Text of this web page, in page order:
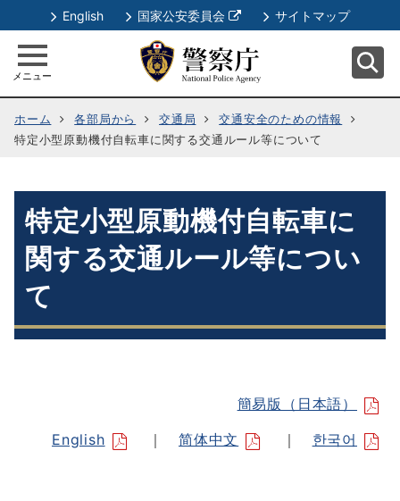
English 国家公安委員会
別
ウ
ィ
ン
ド
ウ
で
サイトマップ
メニュー
ホーム 各部局から 交通局
交通安全のための情報
特定小型原動機付自転車に関する交通ルール等について
特定小型原動機付自転車に
関する交通ルール等につい
て
簡易版（日本語）
English
｜ 简体中文 ｜ 한국어